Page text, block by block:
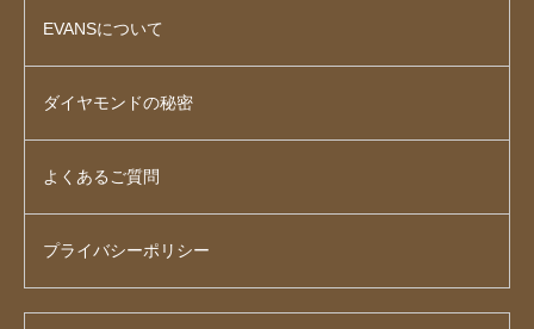
EVANSについて
ダイヤモンドの秘密
よくあるご質問
プライバシーポリシー